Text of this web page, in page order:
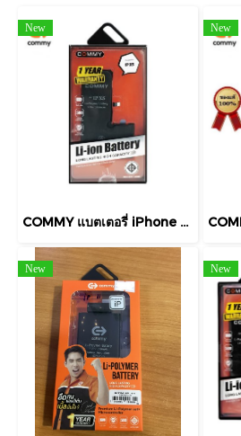
New
COMMY แบตเตอรี่ iPhone XS 2658mAh แบตโทรศัพท์ของแท้ คุณภาพดี มาตรฐาน มอก. รับประกัน 1 ปี
New
New New